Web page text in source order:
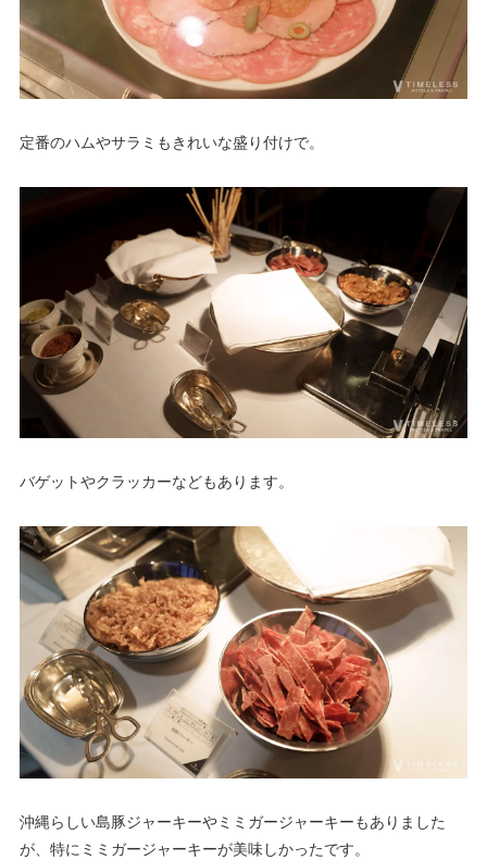
定番のハムやサラミもきれいな盛り付けで。
バゲットやクラッカーなどもあります。
沖縄らしい島豚ジャーキーやミミガージャーキーもありました
が、特にミミガージャーキーが美味しかったです。